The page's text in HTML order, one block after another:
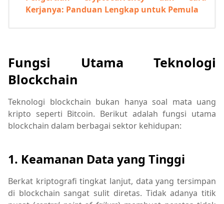
Kerjanya: Panduan Lengkap untuk Pemula
Fungsi Utama Teknologi
Blockchain
Teknologi blockchain bukan hanya soal mata uang
kripto seperti Bitcoin. Berikut adalah fungsi utama
blockchain dalam berbagai sektor kehidupan:
1. Keamanan Data yang Tinggi
Berkat kriptografi tingkat lanjut, data yang tersimpan
di blockchain sangat sulit diretas. Tidak adanya titik